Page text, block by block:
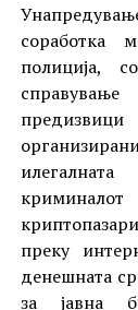
соработка
полиција,
преку
денешната
за јавна